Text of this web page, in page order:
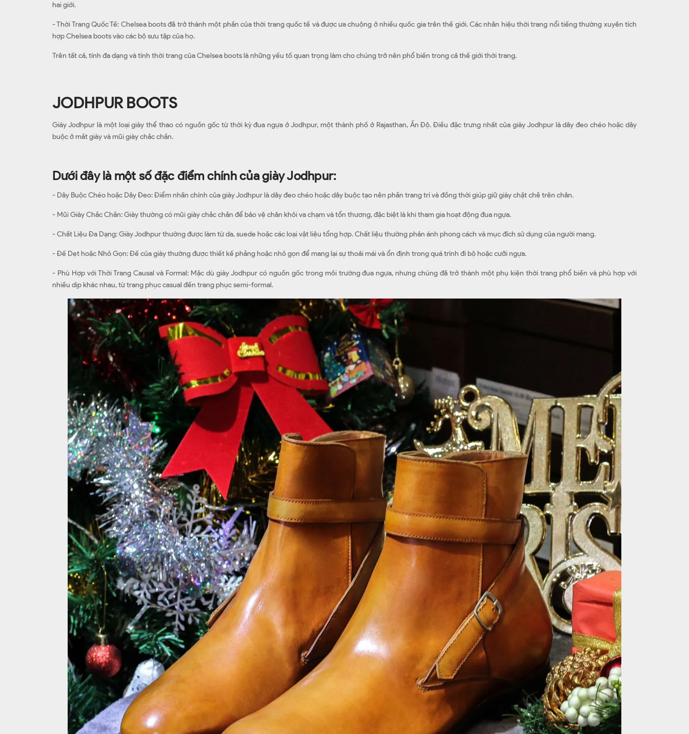
hai giới.
- Thời Trang Quốc Tế: Chelsea boots đã trở thành một phần của thời trang quốc tế và được ưa chuộng ở nhiều quốc gia trên thế giới. Các nhãn hiệu thời trang nổi tiếng thường xuyên tích
hợp Chelsea boots vào các bộ sưu tập của họ.
Trên tất cả, tính đa dạng và tính thời trang của Chelsea boots là những yếu tố quan trọng làm cho chúng trở nên phổ biến trong cả thế giới thời trang.
JODHPUR BOOTS
Giày Jodhpur là một loại giày thể thao có nguồn gốc từ thời kỳ đua ngựa ở Jodhpur, một thành phố ở Rajasthan, Ấn Độ. Điều đặc trưng nhất của giày Jodhpur là dây đeo chéo hoặc dây
buộc ở mắt giày và mũi giày chắc chắn.
Dưới đây là một số đặc điểm chính của giày Jodhpur:
- Dây Buộc Chéo hoặc Dây Đeo: Điểm nhấn chính của giày Jodhpur là dây đeo chéo hoặc dây buộc tạo nên phần trang trí và đồng thời giúp giữ giày chặt chẽ trên chân.
- Mũi Giày Chắc Chắn: Giày thường có mũi giày chắc chắn để bảo vệ chân khỏi va chạm và tổn thương, đặc biệt là khi tham gia hoạt động đua ngựa.
- Chất Liệu Đa Dạng: Giày Jodhpur thường được làm từ da, suede hoặc các loại vật liệu tổng hợp. Chất liệu thường phản ánh phong cách và mục đích sử dụng của người mang.
- Đế Dẹt hoặc Nhỏ Gọn: Đế của giày thường được thiết kế phẳng hoặc nhỏ gọn để mang lại sự thoải mái và ổn định trong quá trình đi bộ hoặc cưỡi ngựa.
- Phù Hợp với Thời Trang Causal và Formal: Mặc dù giày Jodhpur có nguồn gốc trong môi trường đua ngựa, nhưng chúng đã trở thành một phụ kiện thời trang phổ biến và phù hợp với
nhiều dịp khác nhau, từ trang phục casual đến trang phục semi-formal.